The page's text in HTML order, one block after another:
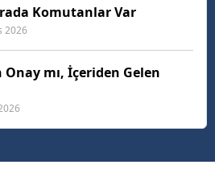
Komutanlar Var
2026
Onay mı, İçeriden Gelen